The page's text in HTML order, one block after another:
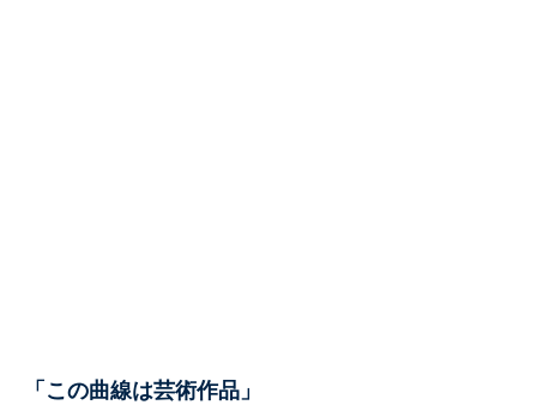
「この曲線は芸術作品」